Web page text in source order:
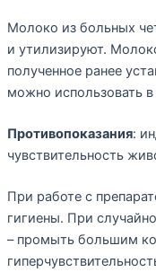
Молоко из больных
и утилизируют.
полученное ранее
можно использовать
Противопоказания:
чувствительность
При работе с
гигиены. При
– промыть большим